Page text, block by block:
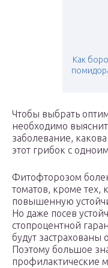
Как
Чтобы выбрать
необходимо
заболевание,
этот грибок с
Фитофторозом
томатов, кроме
повышенную
Но даже посев
стопроцентной
будут
Поэтому большое
профилактические